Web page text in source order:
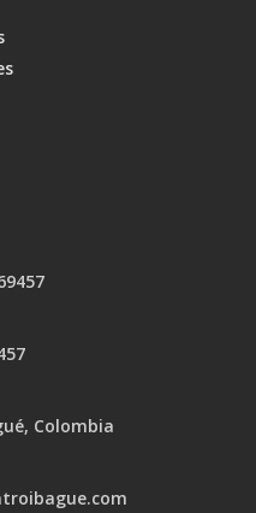
Colombia